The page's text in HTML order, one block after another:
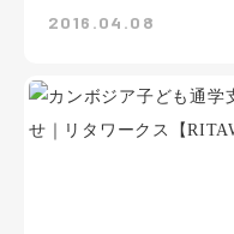
2016.04.08